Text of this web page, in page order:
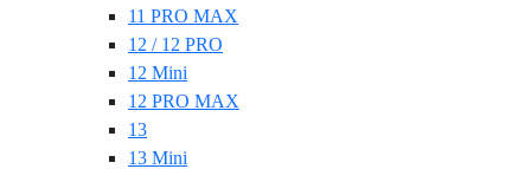
11 PRO MAX
12 / 12 PRO
12 Mini
12 PRO MAX
13
13 Mini